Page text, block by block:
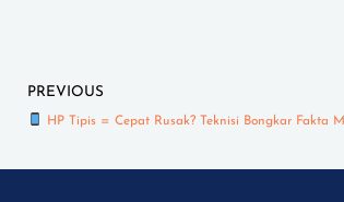
Prev
PREVIOUS
HP Tipis = Cepat Rusak? Teknisi Bongkar Fakta